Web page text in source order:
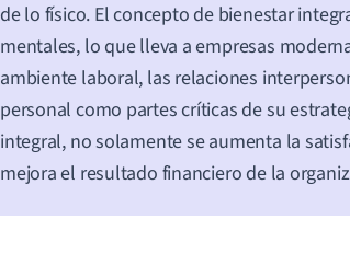
de lo físico. El concepto de bienestar
mentales, lo que lleva a empresas
ambiente laboral, las relaciones
personal como partes críticas de su
integral, no solamente se aumenta la
mejora el resultado financiero de la